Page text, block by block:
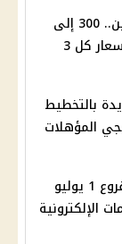
الدعم النقدي المقترح للتموين.. 300 إلى
350 جنيهًا للفرد ومراجعة الأسعار كل 3
بالتخطيط
المؤهلات
بنك القاهرة يوقف خدمات الفروع 1 يوليو
الإلكترونية